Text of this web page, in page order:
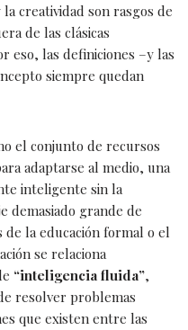
creatividad son rasgos de
de las clásicas
eso, las definiciones –y las
siempre quedan
el conjunto de recursos
adaptarse al medio, una
inteligente sin la
demasiado grande de
de la educación formal o el
se relaciona
“inteligencia fluida”,
resolver problemas
que existen entre las